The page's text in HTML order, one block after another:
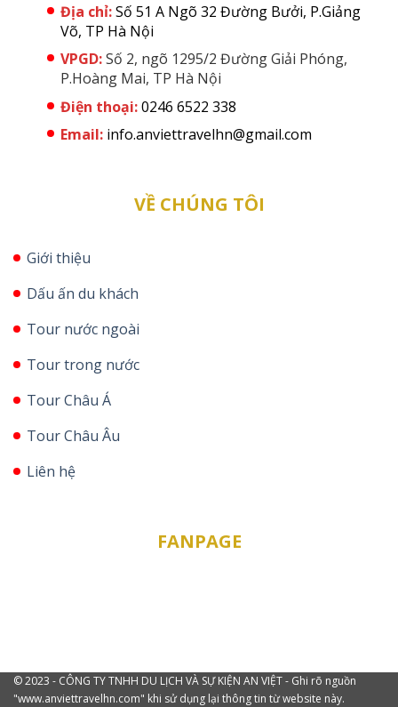
Địa chỉ:Số 51 A Ngõ 32 Đường Bưởi, P.Giảng
Võ, TP Hà Nội
VPGD:Số 2, ngõ 1295/2 Đường Giải Phóng,
P.Hoàng Mai, TP Hà Nội
Điện thoại:0246 6522 338
Email: info.anviettravelhn@gmail.com
VỀ CHÚNG TÔI
Giới thiệu
Dấu ấn du khách
Tour nước ngoài
Tour trong nước
Tour Châu Á
Tour Châu Âu
Liên hệ
FANPAGE
© 2023 - CÔNG TY TNHH DU LỊCH VÀ SỰ KIỆN AN VIỆT - Ghi rõ nguồn
"www.anviettravelhn.com" khi sử dụng lại thông tin từ website này.